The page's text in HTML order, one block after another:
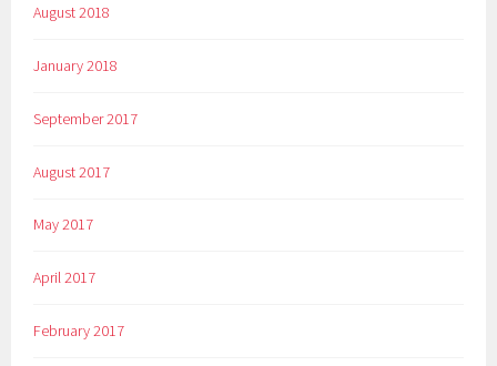
August 2018
January 2018
September 2017
August 2017
May 2017
April 2017
February 2017